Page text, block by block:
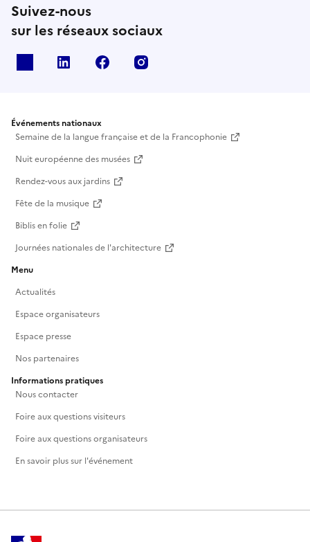
Suivez-nous
sur les réseaux sociaux
Linkedin Facebook
Événements nationaux
Semaine de la langue française et de la Francophonie
Nuit européenne des musées
Rendez-vous aux jardins
Fête de la musique
Biblis en folie
Journées nationales de l'architecture
Menu
Actualités
Espace organisateurs
Espace presse
Nos partenaires
Informations pratiques
Nous contacter
Foire aux questions visiteurs
Foire aux questions organisateurs
En savoir plus sur l'événement